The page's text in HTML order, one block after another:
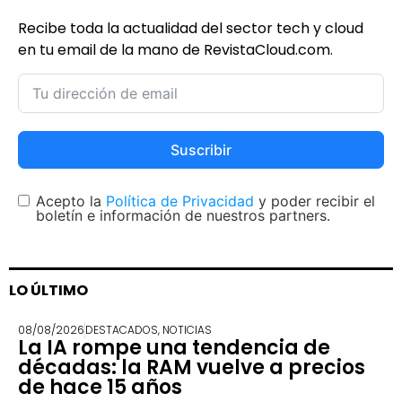
Recibe toda la actualidad del sector tech y cloud
en tu email de la mano de RevistaCloud.com.
Suscribir
Acepto la Política de Privacidad y poder recibir el
boletín e información de nuestros partners.
LO ÚLTIMO
08/08/2026DESTACADOS, NOTICIAS
La IA rompe una tendencia de
décadas: la RAM vuelve a precios
de hace 15 años